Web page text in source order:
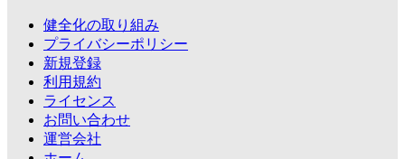
健全化の取り組み
プライバシーポリシー
新規登録
利用規約
ライセンス
お問い合わせ
運営会社